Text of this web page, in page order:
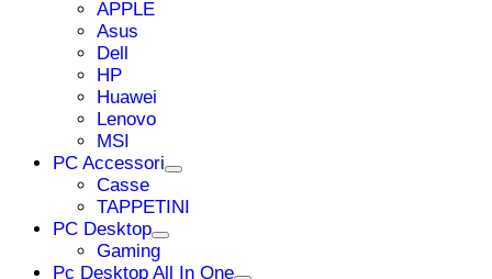
APPLE
Asus
Dell
HP
Huawei
Lenovo
MSI
PC Accessori
Casse
TAPPETINI
PC Desktop
Gaming
Pc Desktop All In One